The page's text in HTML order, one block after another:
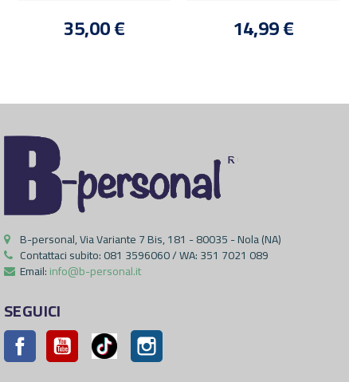
35,00 € 14,99 €
B-personal, Via Variante 7 Bis, 181 - 80035 - Nola (NA)
Contattaci subito:081 3596060 / WA: 351 7021 089
Email:info@b-personal.it
SEGUICI
Facebook YouTube Pinterest